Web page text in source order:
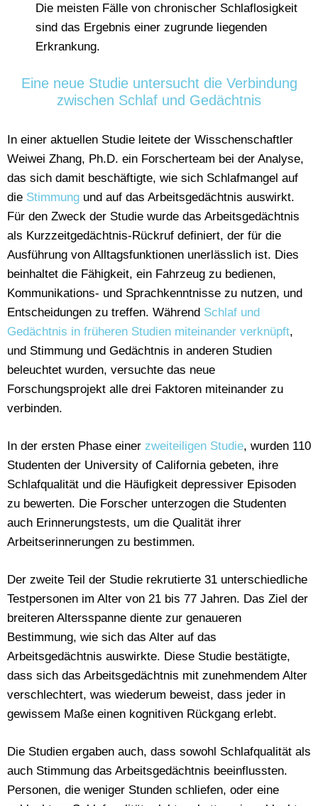
Die meisten Fälle von chronischer Schlaflosigkeit
sind das Ergebnis einer zugrunde liegenden
Erkrankung.
Eine neue Studie untersucht die Verbindung
zwischen Schlaf und Gedächtnis
In einer aktuellen Studie leitete der Wisschenschaftler
Weiwei Zhang, Ph.D. ein Forscherteam bei der Analyse,
das sich damit beschäftigte, wie sich Schlafmangel auf
die Stimmung und auf das Arbeitsgedächtnis auswirkt.
Für den Zweck der Studie wurde das Arbeitsgedächtnis
als Kurzzeitgedächtnis-Rückruf definiert, der für die
Ausführung von Alltagsfunktionen unerlässlich ist. Dies
beinhaltet die Fähigkeit, ein Fahrzeug zu bedienen,
Kommunikations- und Sprachkenntnisse zu nutzen, und
Entscheidungen zu treffen. Während Schlaf und
Gedächtnis in früheren Studien miteinander verknüpft,
und Stimmung und Gedächtnis in anderen Studien
beleuchtet wurden, versuchte das neue
Forschungsprojekt alle drei Faktoren miteinander zu
verbinden.
In der ersten Phase einer zweiteiligen Studie, wurden 110
Studenten der University of California gebeten, ihre
Schlafqualität und die Häufigkeit depressiver Episoden
zu bewerten. Die Forscher unterzogen die Studenten
auch Erinnerungstests, um die Qualität ihrer
Arbeitserinnerungen zu bestimmen.
Der zweite Teil der Studie rekrutierte 31 unterschiedliche
Testpersonen im Alter von 21 bis 77 Jahren. Das Ziel der
breiteren Altersspanne diente zur genaueren
Bestimmung, wie sich das Alter auf das
Arbeitsgedächtnis auswirkte. Diese Studie bestätigte,
dass sich das Arbeitsgedächtnis mit zunehmendem Alter
verschlechtert, was wiederum beweist, dass jeder in
gewissem Maße einen kognitiven Rückgang erlebt.
Die Studien ergaben auch, dass sowohl Schlafqualität als
auch Stimmung das Arbeitsgedächtnis beeinflussten.
Personen, die weniger Stunden schliefen, oder eine